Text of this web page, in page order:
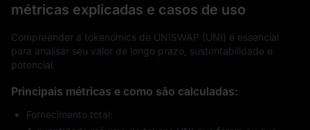
métricas explicadas e casos de uso
Compreender a tokenomics de UNISWAP (UNI) é essencial
para analisar seu valor de longo prazo, sustentabilidade e
potencial.
Principais métricas e como são calculadas:
Fornecimento total: